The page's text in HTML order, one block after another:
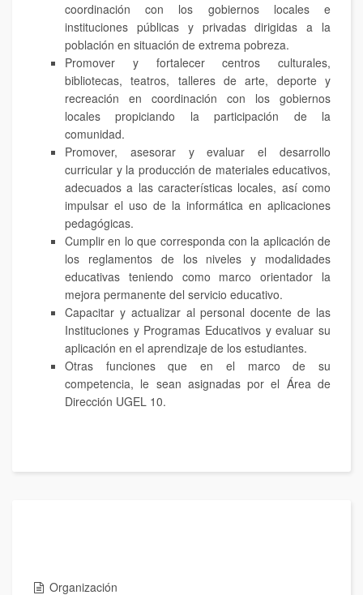
coordinación con los gobiernos locales e
instituciones públicas y privadas dirigidas a la
población en situación de extrema pobreza.
Promover y fortalecer centros culturales,
bibliotecas, teatros, talleres de arte, deporte y
recreación en coordinación con los gobiernos
locales propiciando la participación de la
comunidad.
Promover, asesorar y evaluar el desarrollo
curricular y la producción de materiales educativos,
adecuados a las características locales, así como
impulsar el uso de la informática en aplicaciones
pedagógicas.
Cumplir en lo que corresponda con la aplicación de
los reglamentos de los niveles y modalidades
educativas teniendo como marco orientador la
mejora permanente del servicio educativo.
Capacitar y actualizar al personal docente de las
Instituciones y Programas Educativos y evaluar su
aplicación en el aprendizaje de los estudiantes.
Otras funciones que en el marco de su
competencia, le sean asignadas por el Área de
Dirección UGEL 10.
Organización